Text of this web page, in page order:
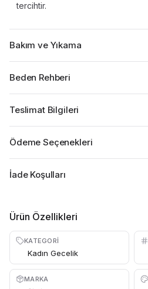
tercihtir.
Bakım ve Yıkama
Beden Rehberi
Teslimat Bilgileri
Ödeme Seçenekleri
İade Koşulları
Ürün Özellikleri
KATEGORI
Kadın Gecelik
MARKA